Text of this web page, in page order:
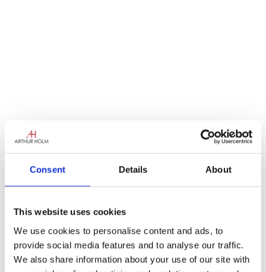
Consent Details About
This website uses cookies
We use cookies to personalise content and ads, to
provide social media features and to analyse our traffic.
We also share information about your use of our site with
Le nouveau ARTHUR HOLM
Dynamic3Reverse est un écran tactile unique